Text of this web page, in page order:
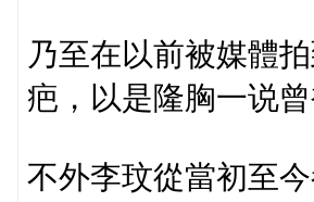
乃至在以前被媒體
疤，以是隆胸一说
不外李玟從當初至